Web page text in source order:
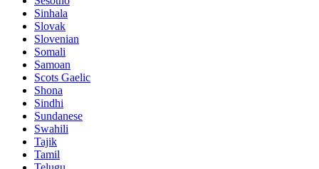
Sinhala
Slovak
Slovenian
Somali
Samoan
Scots Gaelic
Shona
Sindhi
Sundanese
Swahili
Tajik
Tamil